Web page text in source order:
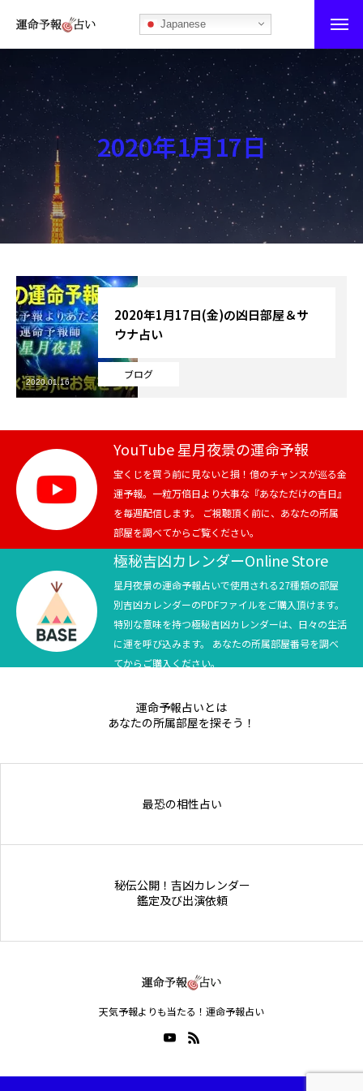
Japanese
運命予報占い
運命予報占いとは
あなたの所属部屋を探そう！
最恐の相性占い
秘伝公開！吉凶カレンダー
記事カテゴリー
ブログ
お知らせ
芸能界
テニス
スポーツ
競馬
テニス四大大会・五輪
テニス四大大会・五輪
2020年1月17日
ブログ
2020年1月17日(金)の凶日部屋＆サ
ウナ占い
2020.01.16
YouTube 星月夜景の運命予報
宝くじを買う前に見ないと損！億のチャンスが巡る金
運予報。一粒万倍日より大事な『あなただけの吉日』
を毎週配信します。 ご視聴頂く前に、あなたの所属
部屋を調べてからご覧ください。
極秘吉凶カレンダーOnline Store
星月夜景の運命予報占いで使用される27種類の部屋
別吉凶カレンダーのPDFファイルをご購入頂けます。
特別な意味を持つ極秘吉凶カレンダーは、日々の生活
に運を呼び込みます。 あなたの所属部屋番号を調べ
てからご購入ください。
運命予報占いとは
あなたの所属部屋を探そう！
最恐の相性占い
秘伝公開！吉凶カレンダー
鑑定及び出演依頼
天気予報よりも当たる！運命予報占い